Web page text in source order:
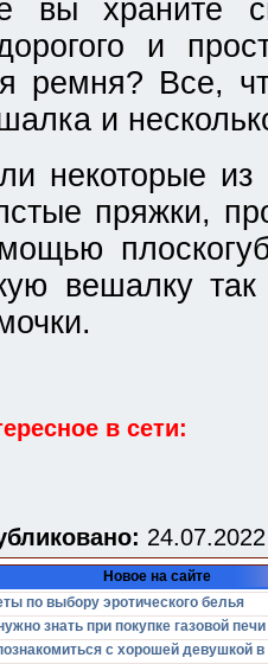
вы храните
и
ремня? Все,
и
некоторые
пряжки,
вешалку
в сети:
Новое на сайте
по выбору эротического белья
знать при покупке газовой печи
с хорошей девушкой в